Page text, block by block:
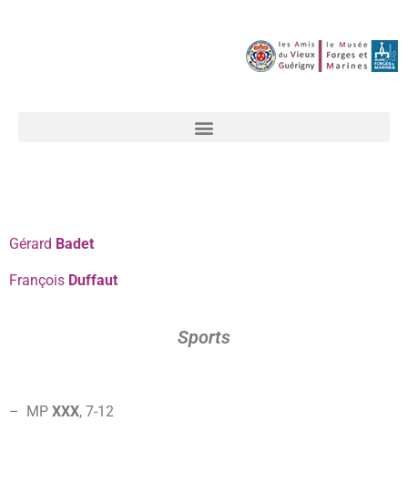
Gérard Badet
François Duffaut
Sports
– MP XXX, 7-12